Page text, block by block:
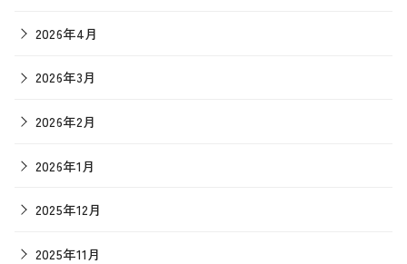
2026年4月
2026年3月
2026年2月
2026年1月
2025年12月
2025年11月